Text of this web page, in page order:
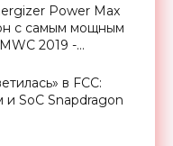
Power Max
с самым мощным
2019 -
в FCC:
SoC Snapdragon